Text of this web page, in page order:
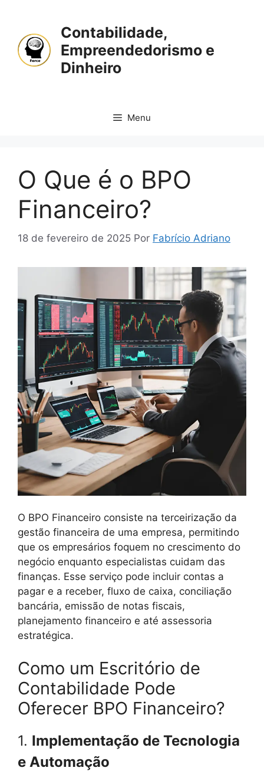
conteúdo
Contabilidade,
Empreendedorismo e
Dinheiro
Menu
O Que é o BPO
Financeiro?
18 de fevereiro de 2025 Por Fabrício Adriano
O BPO Financeiro consiste na terceirização da
gestão financeira de uma empresa, permitindo
que os empresários foquem no crescimento do
negócio enquanto especialistas cuidam das
finanças. Esse serviço pode incluir contas a
pagar e a receber, fluxo de caixa, conciliação
bancária, emissão de notas fiscais,
planejamento financeiro e até assessoria
estratégica.
Como um Escritório de
Contabilidade Pode
Oferecer BPO Financeiro?
1. Implementação de Tecnologia
e Automação